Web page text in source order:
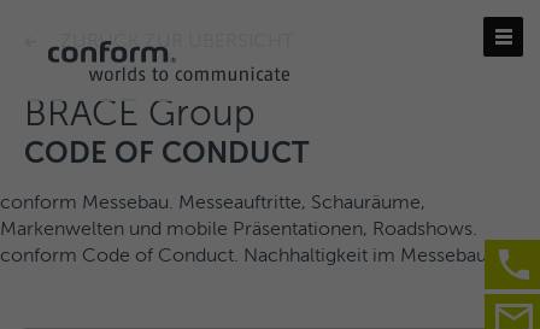
ZURÜCK ZUR ÜBERSICHT
BRACE Group
CODE OF CONDUCT
conform Messebau. Messeauftritte, Schauräume,
Markenwelten und mobile Präsentationen, Roadshows.
conform Code of Conduct. Nachhaltigkeit im Messebau.